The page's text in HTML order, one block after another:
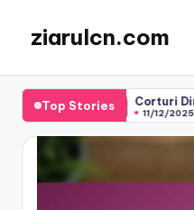
content
ziarulcn.com
Top Stories
Corturi Din Lemn Pentru
11/12/2025